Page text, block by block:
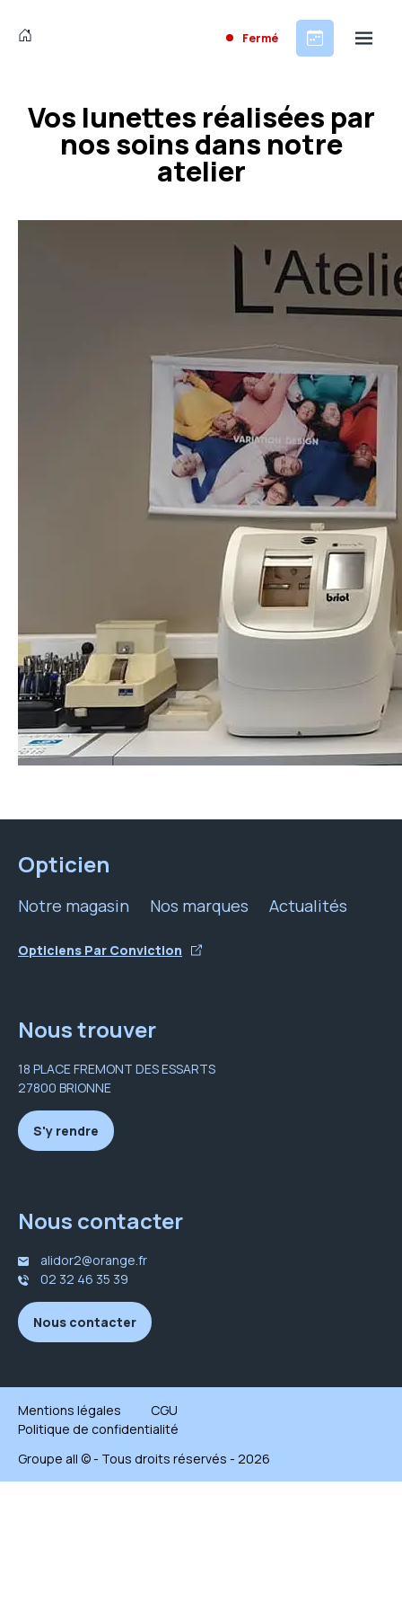
Fermé
Vos lunettes réalisées par
nos soins dans notre
atelier
Opticien
Notre magasin Nos marques Actualités
Opticiens Par Conviction
Nous trouver
18 PLACE FREMONT DES ESSARTS
27800 BRIONNE
S'y rendre
Nous contacter
alidor2@orange.fr
02 32 46 35 39
Nous contacter
Mentions légales
CGU
Politique de confidentialité
Groupe all © - Tous droits réservés - 2026